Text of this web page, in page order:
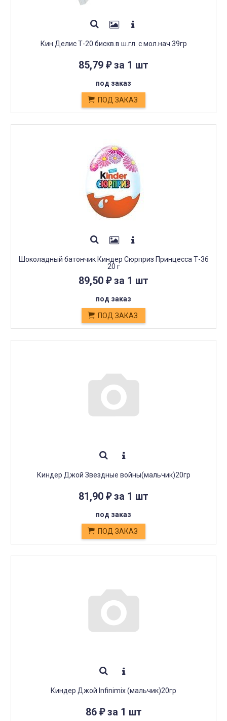
Кин.Делис Т-20 бискв.в ш.гл. с мол.нач.39гр
85,79 ₽за 1 шт
под заказ
ПОД ЗАКАЗ
Шоколадный батончик Киндер Сюрприз Принцесса Т-36
20 г
89,50 ₽за 1 шт
под заказ
ПОД ЗАКАЗ
Киндер Джой Звездные войны(мальчик)20гр
81,90 ₽за 1 шт
под заказ
ПОД ЗАКАЗ
Киндер Джой Infinimix (мальчик)20гр
86 ₽за 1 шт